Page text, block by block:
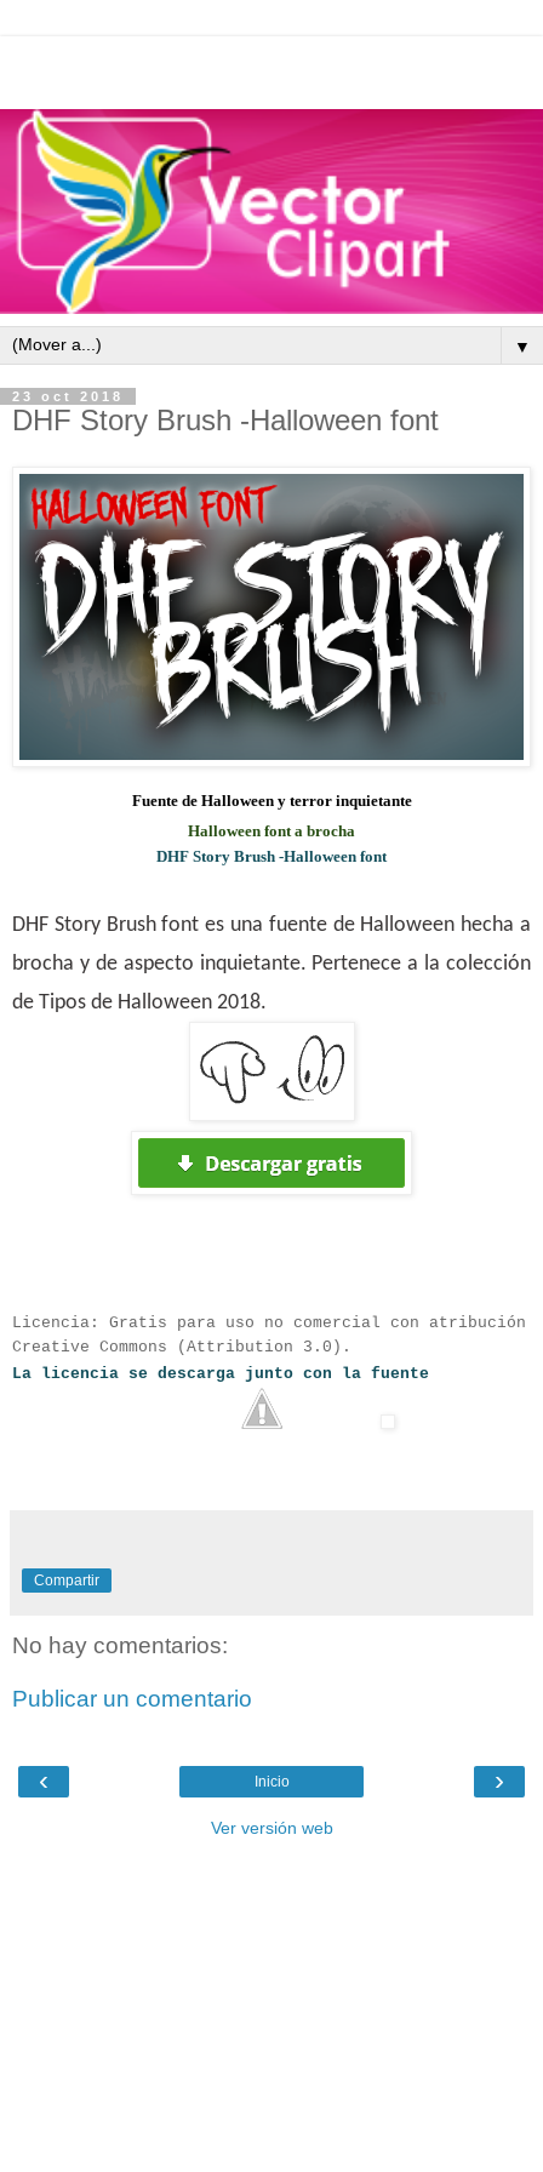
▼
23 oct 2018
DHF Story Brush -Halloween font
Fuente de Halloween y terror inquietante
Halloween font a brocha
DHF Story Brush -Halloween font
DHF Story Brush font es una fuente de Halloween hecha a
brocha y de aspecto inquietante. Pertenece a la colección
de Tipos de Halloween 2018.
Licencia: Gratis para uso no comercial con atribución
Creative Commons (Attribution 3.0 ).
La licencia se descarga junto con la fuente
Compartir
No hay comentarios:
Publicar un comentario
‹ ›
Inicio
Ver versión web